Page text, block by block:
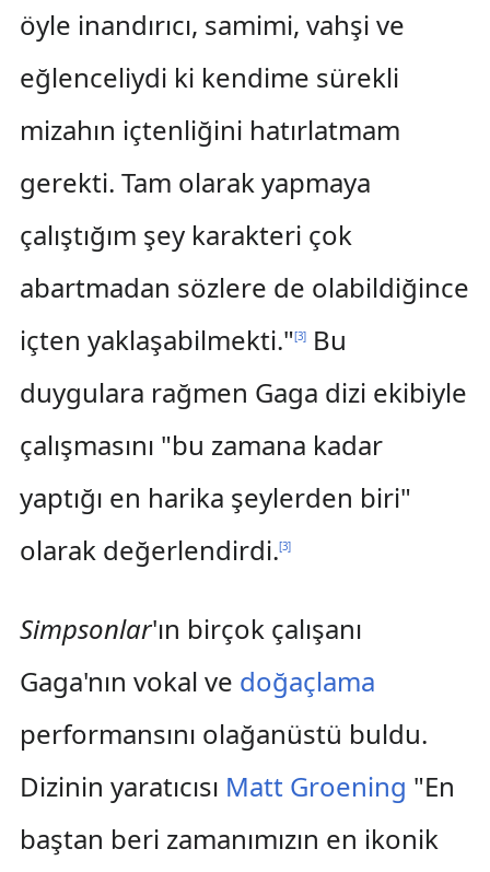
öyle inandırıcı, samimi, vahşi ve
eğlenceliydi ki kendime sürekli
mizahın içtenliğini hatırlatmam
gerekti. Tam olarak yapmaya
çalıştığım şey karakteri çok
abartmadan sözlere de olabildiğince
içten yaklaşabilmekti."[3]Bu
duygulara rağmen Gaga dizi ekibiyle
çalışmasını "bu zamana kadar
yaptığı en harika şeylerden biri"
olarak değerlendirdi.[3]
Simpsonlar'ın birçok çalışanı
Gaga'nın vokal ve doğaçlama
performansını olağanüstü buldu.
Dizinin yaratıcısı Matt Groening "En
baştan beri zamanımızın en ikonik